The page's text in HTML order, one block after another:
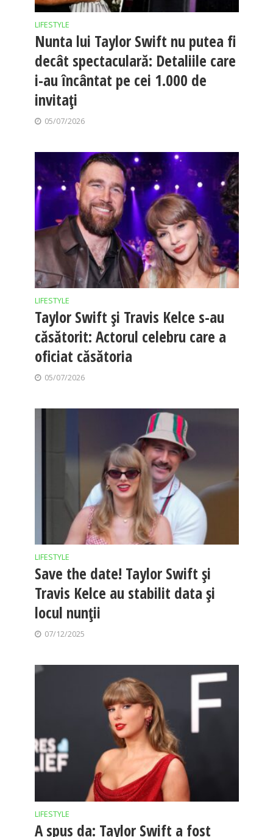
LIFESTYLE
Nunta lui Taylor Swift nu putea fi
decât spectaculară: Detaliile care
i-au încântat pe cei 1.000 de
invitați
05/07/2026
LIFESTYLE
Taylor Swift și Travis Kelce s-au
căsătorit: Actorul celebru care a
oficiat căsătoria
05/07/2026
LIFESTYLE
Save the date! Taylor Swift și
Travis Kelce au stabilit data și
locul nunții
07/12/2025
LIFESTYLE
A spus da: Taylor Swift a fost